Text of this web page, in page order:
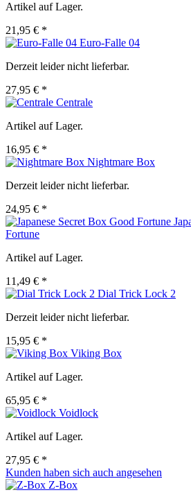
Artikel auf Lager.
21,95 € *
Euro-Falle 04
Derzeit leider nicht lieferbar.
27,95 € *
Centrale
Artikel auf Lager.
16,95 € *
Nightmare Box
Derzeit leider nicht lieferbar.
24,95 € *
Fortune
Artikel auf Lager.
11,49 € *
Dial Trick Lock 2
Derzeit leider nicht lieferbar.
15,95 € *
Viking Box
Artikel auf Lager.
65,95 € *
Voidlock
Artikel auf Lager.
27,95 € *
Kunden haben sich auch angesehen
Z-Box